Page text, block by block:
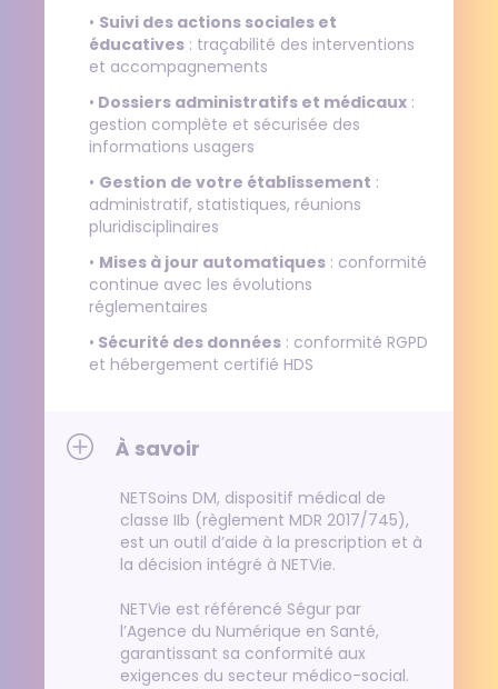
• Suivi des actions sociales et
éducatives : traçabilité des interventions
et accompagnements
• Dossiers administratifs et médicaux :
gestion complète et sécurisée des
informations usagers
• Gestion de votre établissement :
administratif, statistiques, réunions
pluridisciplinaires
• Mises à jour automatiques : conformité
continue avec les évolutions
réglementaires
• Sécurité des données : conformité RGPD
et hébergement certifié HDS
À savoir
NETSoins DM, dispositif médical de
classe IIb (règlement MDR 2017/745),
est un outil d’aide à la prescription et à
la décision intégré à NETVie.
NETVie est référencé Ségur par
l’Agence du Numérique en Santé,
garantissant sa conformité aux
exigences du secteur médico-social.